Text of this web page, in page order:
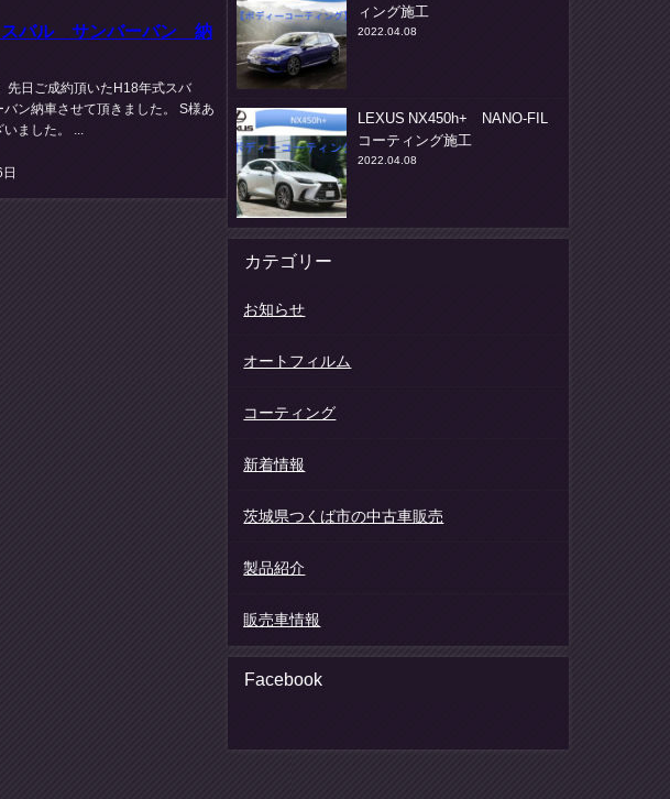
バル サンバーバン 納
先日ご成約頂いたH18年式スバ
ン納車させて頂きました。 S様あ
ました。 ...
ィング施工
2022.04.08
LEXUS NX450h+ NANO-FIL
コーティング施工
2022.04.08
カテゴリー
お知らせ
オートフィルム
コーティング
新着情報
茨城県つくば市の中古車販売
製品紹介
販売車情報
Facebook